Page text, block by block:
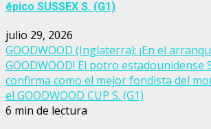
épico SUSSEX S. (G1)
julio 29, 2026
GOODWOOD (Inglaterra): ¡En el
GOODWOOD! El potro estadounidense
confirma como el mejor fondista del
el GOODWOOD CUP S. (G1)
6 min de lectura